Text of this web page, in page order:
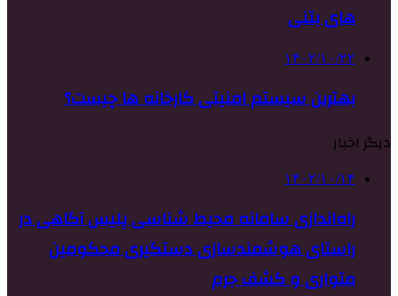
های بتنی
۱۴۰۲/۱۰/۲۲
بهترین سیستم امنیتی کارخانه ها چیست؟
دیگر اخبار
۱۴۰۲/۱۰/۱۴
راه‌اندازی سامانه محیط شناسی پلیس آگاهی در
راستای هوشمندسازی دستگیری محکومین
متواری و کشف جرم